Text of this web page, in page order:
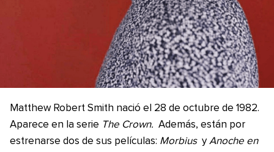
Matthew Robert Smith nació el 28 de octubre de 1982.
Aparece en la serie The Crown. Además, están por
estrenarse dos de sus películas: Morbius yAnoche en